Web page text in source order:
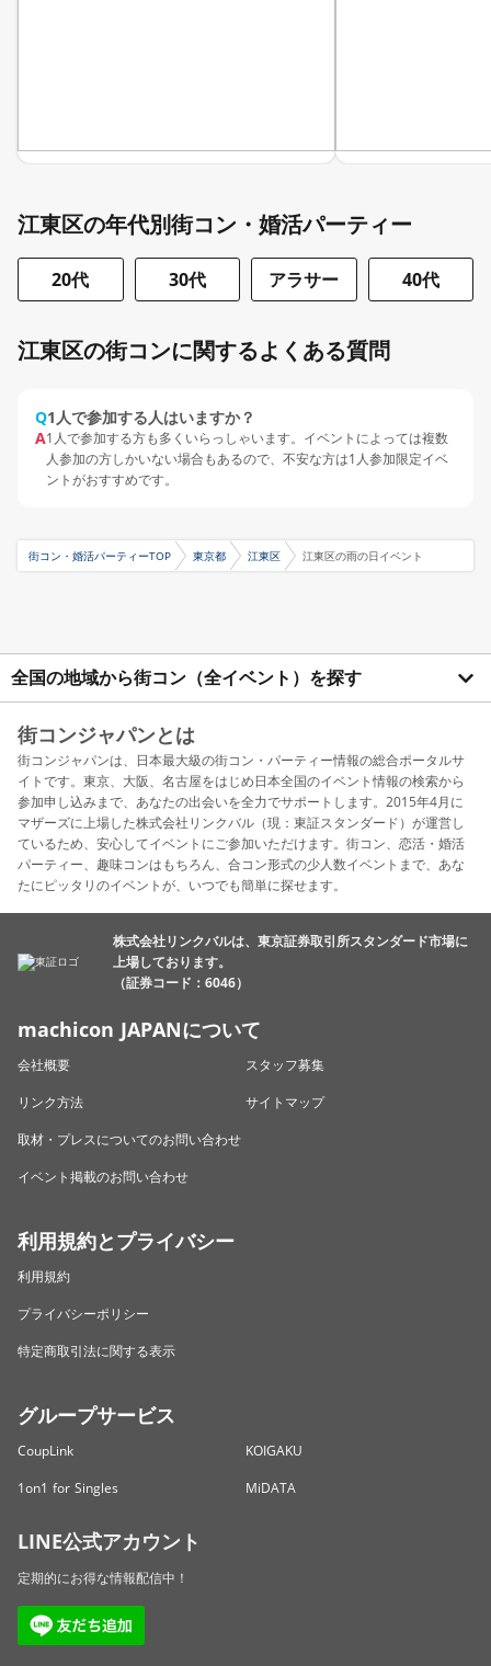
江東区の年代別街コン・婚活パーティー
20代 30代 アラサー 40代
江東区の街コンに関するよくある質問
Q1人で参加する人はいますか？
A1人で参加する方も多くいらっしゃいます。イベントによっては複数
人参加の方しかいない場合もあるので、不安な方は1人参加限定イベ
ントがおすすめです。
街コン・婚活パーティーTOP 東京都 江東区 江東区の雨の日イベント
全国の地域から街コン（全イベント）を探す
街コンジャパンとは
街コンジャパンは、日本最大級の街コン・パーティー情報の総合ポータルサ
イトです。東京、大阪、名古屋をはじめ日本全国のイベント情報の検索から
参加申し込みまで、あなたの出会いを全力でサポートします。2015年4月に
マザーズに上場した株式会社リンクバル（現：東証スタンダード）が運営し
ているため、安心してイベントにご参加いただけます。街コン、恋活・婚活
パーティー、趣味コンはもちろん、合コン形式の少人数イベントまで、あな
たにピッタリのイベントが、いつでも簡単に探せます。
株式会社リンクバルは、東京証券取引所スタンダード市場に
上場しております。
（証券コード：6046）
machicon JAPANについて
会社概要
スタッフ募集
リンク方法
サイトマップ
取材・プレスについてのお問い合わせ
イベント掲載のお問い合わせ
利用規約とプライバシー
利用規約
プライバシーポリシー
特定商取引法に関する表示
グループサービス
CoupLink
KOIGAKU
1on1 for Singles
MiDATA
LINE公式アカウント
定期的にお得な情報配信中！